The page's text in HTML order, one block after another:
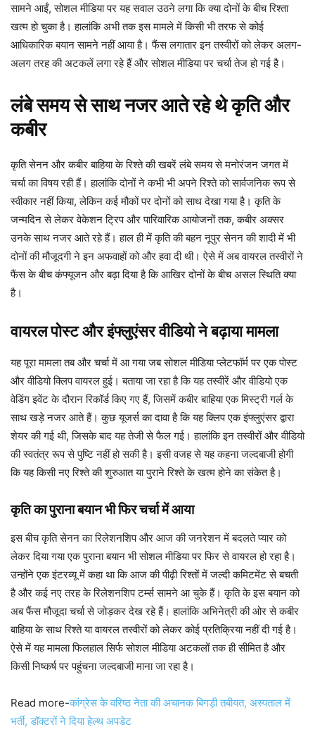
सामने आईं, सोशल मीडिया पर यह सवाल उठने लगा कि क्या दोनों के बीच रिश्ता
खत्म हो चुका है। हालांकि अभी तक इस मामले में किसी भी तरफ से कोई
आधिकारिक बयान सामने नहीं आया है। फैंस लगातार इन तस्वीरों को लेकर अलग-
अलग तरह की अटकलें लगा रहे हैं और सोशल मीडिया पर चर्चा तेज हो गई है।
लंबे समय से साथ नजर आते रहे थे कृति और
कबीर
कृति सेनन और कबीर बाहिया के रिश्ते की खबरें लंबे समय से मनोरंजन जगत में
चर्चा का विषय रही हैं। हालांकि दोनों ने कभी भी अपने रिश्ते को सार्वजनिक रूप से
स्वीकार नहीं किया, लेकिन कई मौकों पर दोनों को साथ देखा गया है। कृति के
जन्मदिन से लेकर वेकेशन ट्रिप और पारिवारिक आयोजनों तक, कबीर अक्सर
उनके साथ नजर आते रहे हैं। हाल ही में कृति की बहन नूपुर सेनन की शादी में भी
दोनों की मौजूदगी ने इन अफवाहों को और हवा दी थी। ऐसे में अब वायरल तस्वीरों ने
फैंस के बीच कंफ्यूजन और बढ़ा दिया है कि आखिर दोनों के बीच असल स्थिति क्या
है।
वायरल पोस्ट और इंफ्लुएंसर वीडियो ने बढ़ाया मामला
यह पूरा मामला तब और चर्चा में आ गया जब सोशल मीडिया प्लेटफॉर्म पर एक पोस्ट
और वीडियो क्लिप वायरल हुई। बताया जा रहा है कि यह तस्वीरें और वीडियो एक
वेडिंग इवेंट के दौरान रिकॉर्ड किए गए हैं, जिसमें कबीर बाहिया एक मिस्ट्री गर्ल के
साथ खड़े नजर आते हैं। कुछ यूजर्स का दावा है कि यह क्लिप एक इंफ्लुएंसर द्वारा
शेयर की गई थी, जिसके बाद यह तेजी से फैल गई। हालांकि इन तस्वीरों और वीडियो
की स्वतंत्र रूप से पुष्टि नहीं हो सकी है। इसी वजह से यह कहना जल्दबाजी होगी
कि यह किसी नए रिश्ते की शुरुआत या पुराने रिश्ते के खत्म होने का संकेत है।
कृति का पुराना बयान भी फिर चर्चा में आया
इस बीच कृति सेनन का रिलेशनशिप और आज की जनरेशन में बदलते प्यार को
लेकर दिया गया एक पुराना बयान भी सोशल मीडिया पर फिर से वायरल हो रहा है।
उन्होंने एक इंटरव्यू में कहा था कि आज की पीढ़ी रिश्तों में जल्दी कमिटमेंट से बचती
है और कई नए तरह के रिलेशनशिप टर्म्स सामने आ चुके हैं। कृति के इस बयान को
अब फैंस मौजूदा चर्चा से जोड़कर देख रहे हैं। हालांकि अभिनेत्री की ओर से कबीर
बाहिया के साथ रिश्ते या वायरल तस्वीरों को लेकर कोई प्रतिक्रिया नहीं दी गई है।
ऐसे में यह मामला फिलहाल सिर्फ सोशल मीडिया अटकलों तक ही सीमित है और
किसी निष्कर्ष पर पहुंचना जल्दबाजी माना जा रहा है।
Read more-कांग्रेस के वरिष्ठ नेता की अचानक बिगड़ी तबीयत, अस्पताल में
भर्ती, डॉक्टरों ने दिया हेल्थ अपडेट